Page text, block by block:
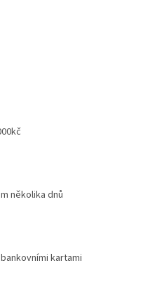
několika dnů
kartami